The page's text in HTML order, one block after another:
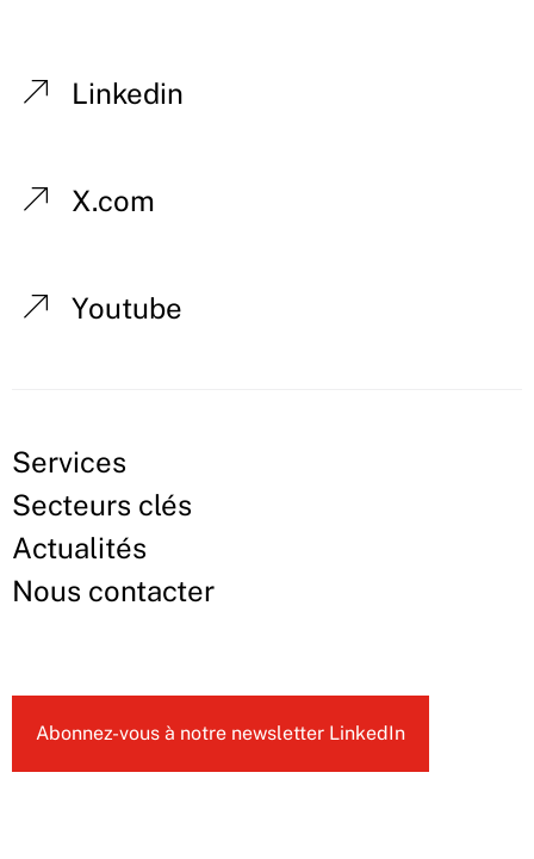
Linkedin
X.com
Youtube
Services
Secteurs clés
Actualités
Nous contacter
Abonnez-vous à notre newsletter LinkedIn